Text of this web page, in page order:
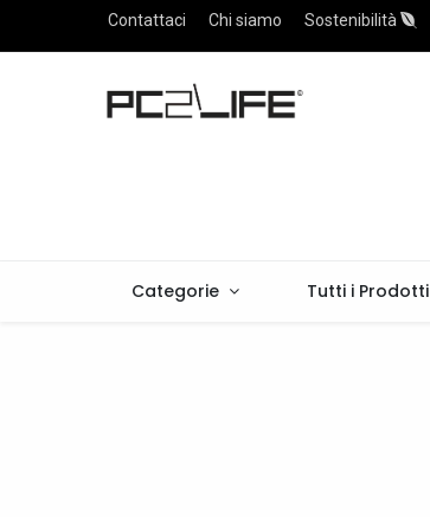
Contattaci Chi siamo Sostenibilità
Categorie Tutti i Prodotti